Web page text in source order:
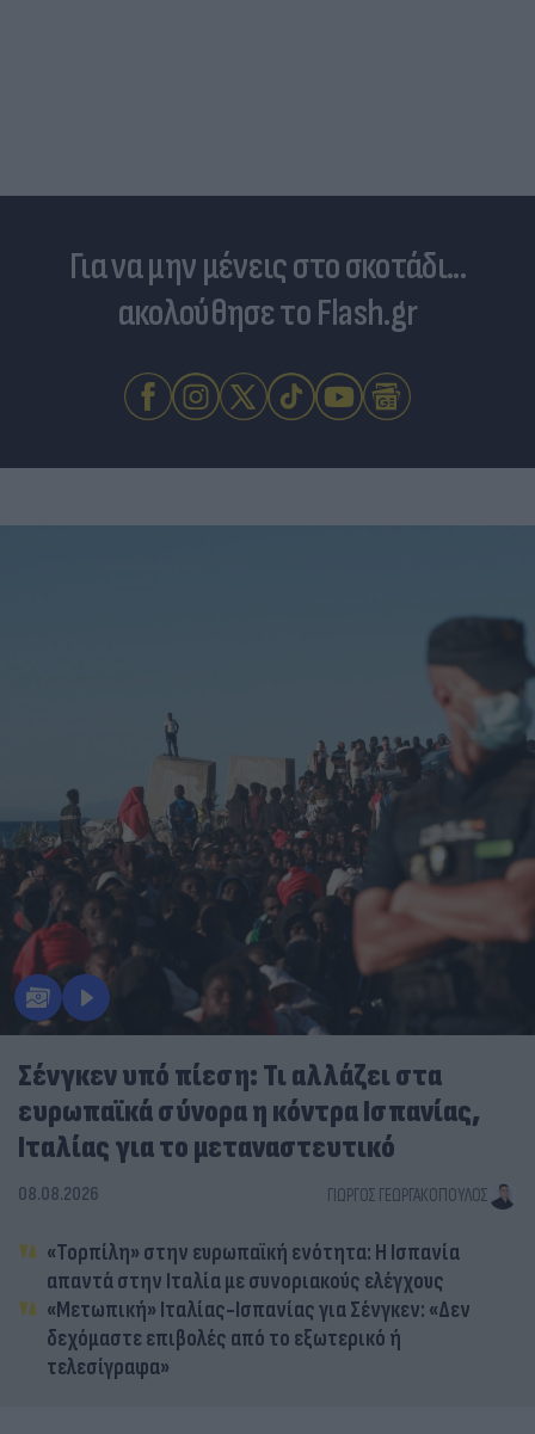
Για να μην μένεις στο σκοτάδι...
ακολούθησε το Flash.gr
Σένγκεν υπό πίεση: Τι αλλάζει στα
ευρωπαϊκά σύνορα η κόντρα Ισπανίας,
Ιταλίας για το μεταναστευτικό
08.08.2026 ΓΙΏΡΓΟΣ ΓΕΩΡΓΑΚΌΠΟΥΛΟΣ
«Τορπίλη» στην ευρωπαϊκή ενότητα: Η Ισπανία
απαντά στην Ιταλία με συνοριακούς ελέγχους
«Μετωπική» Ιταλίας-Ισπανίας για Σένγκεν: «Δεν
δεχόμαστε επιβολές από το εξωτερικό ή
τελεσίγραφα»